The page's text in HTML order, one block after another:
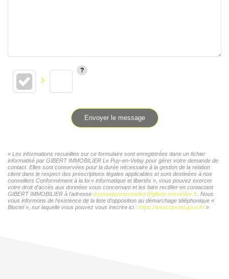
Envoyer le message
« Les informations recueillies sur ce formulaire sont enregistrées dans un fichier
informatisé par GIBERT IMMOBILIER Le Puy-en-Velay pour gérer votre demande de
contact. Elles sont conservées pour la durée nécessaire à la gestion de la relation
client dans le respect des prescriptions légales applicables et sont destinées à nos
conseillers Conformément à la loi « informatique et libertés », vous pouvez exercer
votre droit d'accès aux données vous concernant et les faire rectifier en contactant
GIBERT IMMOBILIER à l'adresse donneespersonnelles@gibert-immobilier.fr . Nous
vous informons de l'existence de la liste d'opposition au démarchage téléphonique «
Bloctel », sur laquelle vous pouvez vous inscrire ici : https://www.bloctel.gouv.fr/»